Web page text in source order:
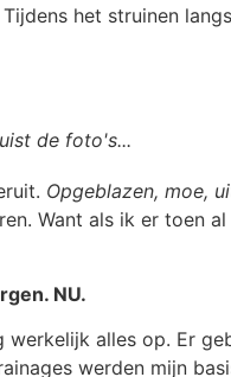
het struinen
de foto's...
Opgeblazen, moe,
Want als ik er toen
NU.
alles op. Er
werden mijn